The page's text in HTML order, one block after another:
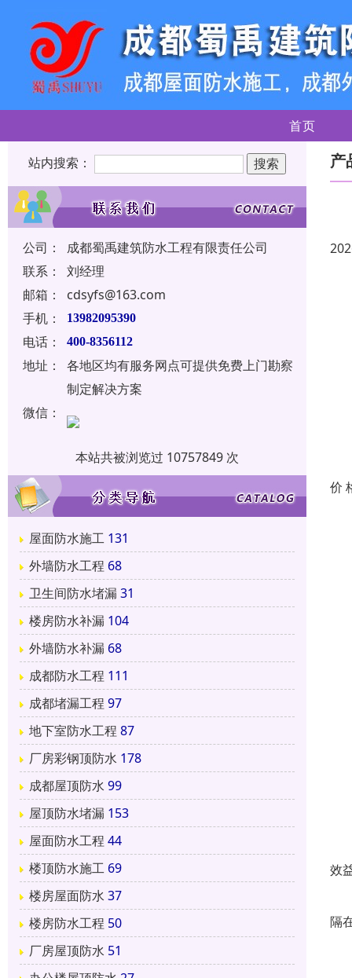
首页
站内搜索：
公司：
成都蜀禹建筑防水工程有限责任公司
联系：
刘经理
邮箱：
cdsyfs@163.com
手机：
13982095390
电话： 400-8356112
地址：
各地区均有服务网点可提供免费上门勘察
制定解决方案
微信：
本站共被浏览过 10757849 次
屋面防水施工 131
外墙防水工程 68
卫生间防水堵漏31
楼房防水补漏 104
外墙防水补漏 68
成都防水工程 111
成都堵漏工程 97
地下室防水工程 87
厂房彩钢顶防水 178
成都屋顶防水 99
屋顶防水堵漏 153
屋面防水工程 44
楼顶防水施工 69
楼房屋面防水 37
楼房防水工程 50
厂房屋顶防水 51
产
价
效
隔